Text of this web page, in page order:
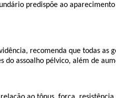
predispõe ao
recomenda que todas
assoalho pélvico, além de